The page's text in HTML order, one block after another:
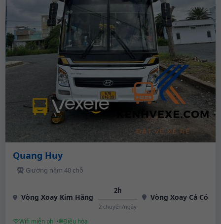
Quang Huy
Giường nằm 40 chỗ
Vòng Xoay Kim Hằng
2h
2 chuyến/ngày
Vòng Xoay Cả Cỏ
Wifi miễn phí • Điều hòa